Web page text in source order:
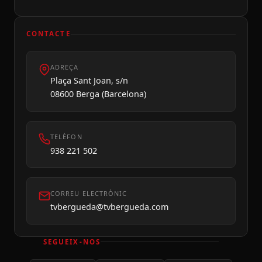
Dilluns 10
CONTACTE
ADREÇA
Plaça Sant Joan, s/n
08600 Berga (Barcelona)
TELÈFON
938 221 502
CORREU ELECTRÒNIC
tvbergueda@tvbergueda.com
SEGUEIX-NOS